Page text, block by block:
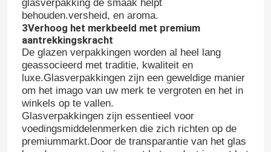
glasverpakking de smaak helpt
behouden.versheid, en aroma.
3Verhoog het merkbeeld met premium
aantrekkingskracht
De glazen verpakkingen worden al heel lang
geassocieerd met traditie, kwaliteit en
luxe.Glasverpakkingen zijn een geweldige manier
om het imago van uw merk te vergroten en het in
winkels op te vallen.
Glasverpakkingen zijn essentieel voor
voedingsmiddelenmerken die zich richten op de
premiummarkt.Door de transparantie van het glas